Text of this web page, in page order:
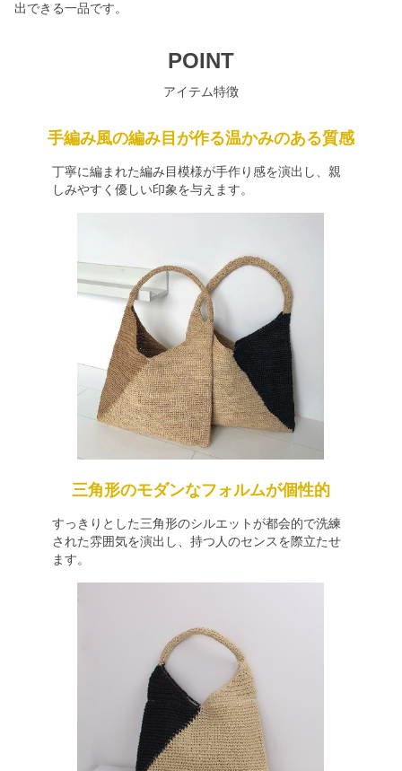
出できる一品です。
POINT
アイテム特徴
手編み風の編み目が作る温かみのある質感
丁寧に編まれた編み目模様が手作り感を演出し、親
しみやすく優しい印象を与えます。
三角形のモダンなフォルムが個性的
すっきりとした三角形のシルエットが都会的で洗練
された雰囲気を演出し、持つ人のセンスを際立たせ
ます。